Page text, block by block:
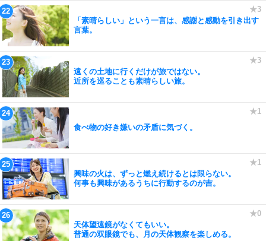
「素晴らしい」という一言は、感謝と感動を引き出す
言葉。
遠くの土地に行くだけが旅ではない。
近所を巡ることも素晴らしい旅。
食べ物の好き嫌いの矛盾に気づく。
興味の火は、ずっと燃え続けるとは限らない。
何事も興味があるうちに行動するのが吉。
天体望遠鏡がなくてもいい。
普通の双眼鏡でも、月の天体観察を楽しめる。